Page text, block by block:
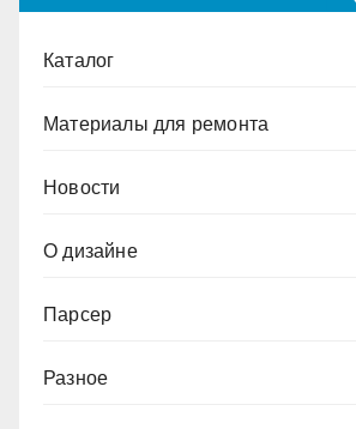
Каталог
Материалы для ремонта
Новости
О дизайне
Парсер
Разное